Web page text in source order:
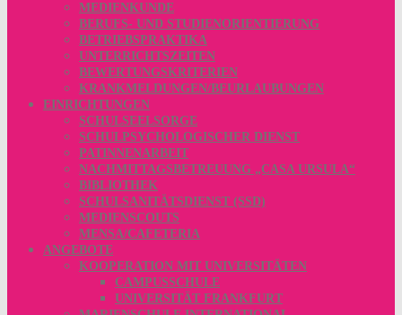
MEDIENKUNDE
BERUFS- UND STUDIENORIENTIERUNG
BETRIEBSPRAKTIKA
UNTERRICHTSZEITEN
BEWERTUNGSKRITERIEN
KRANKMELDUNGEN/BEURLAUBUNGEN
EINRICHTUNGEN
SCHULSEELSORGE
SCHULPSYCHOLOGISCHER DIENST
PATINNENARBEIT
NACHMITTAGSBETREUUNG „CASA URSULA“
BIBLIOTHEK
SCHULSANITÄTSDIENST (SSD)
MEDIENSCOUTS
MENSA/CAFETERIA
ANGEBOTE
KOOPERATION MIT UNIVERSITÄTEN
CAMPUSSCHULE
UNIVERSITÄT FRANKFURT